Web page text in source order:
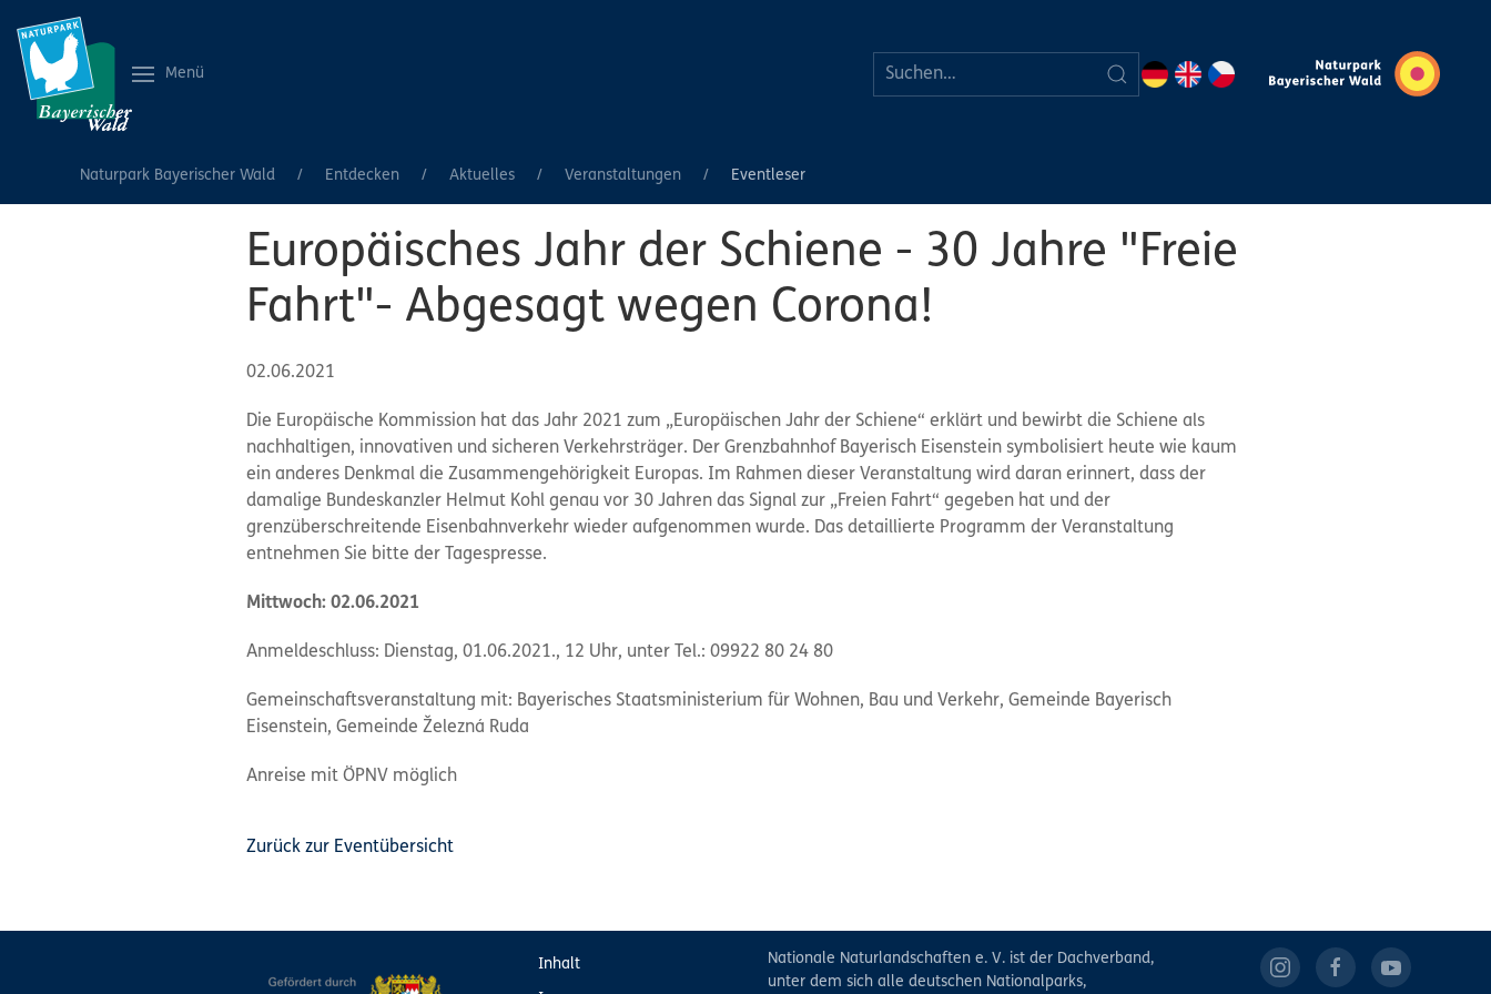
Menü
Naturpark Bayerischer Wald Entdecken Aktuelles Veranstaltungen Eventleser
Europäisches Jahr der Schiene - 30 Jahre "Freie
Fahrt"- Abgesagt wegen Corona!
02.06.2021
Die Europäische Kommission hat das Jahr 2021 zum „Europäischen Jahr der Schiene“ erklärt und bewirbt die Schiene als
nachhaltigen, innovativen und sicheren Verkehrsträger. Der Grenzbahnhof Bayerisch Eisenstein symbolisiert heute wie kaum
ein anderes Denkmal die Zusammengehörigkeit Europas. Im Rahmen dieser Veranstaltung wird daran erinnert, dass der
damalige Bundeskanzler Helmut Kohl genau vor 30 Jahren das Signal zur „Freien Fahrt“ gegeben hat und der
grenzüberschreitende Eisenbahnverkehr wieder aufgenommen wurde. Das detaillierte Programm der Veranstaltung
entnehmen Sie bitte der Tagespresse.
Mittwoch: 02.06.2021
Anmeldeschluss: Dienstag, 01.06.2021., 12 Uhr, unter Tel.: 09922 80 24 80
Gemeinschaftsveranstaltung mit: Bayerisches Staatsministerium für Wohnen, Bau und Verkehr, Gemeinde Bayerisch
Eisenstein, Gemeinde Železná Ruda
Anreise mit ÖPNV möglich
Zurück zur Eventübersicht
Inhalt
Nationale Naturlandschaften e. V. ist der Dachverband,
unter dem sich alle deutschen Nationalparks,